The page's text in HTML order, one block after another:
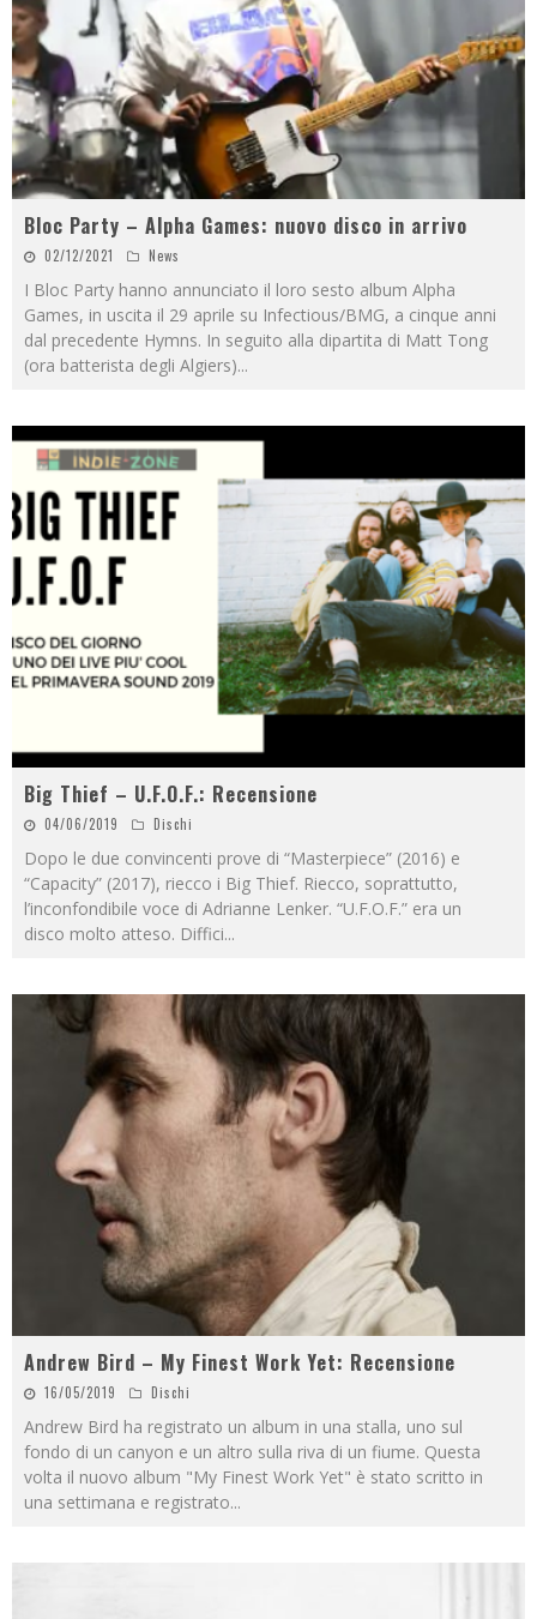
Bloc Party – Alpha Games: nuovo disco in arrivo
02/12/2021 News
I Bloc Party hanno annunciato il loro sesto album Alpha
Games, in uscita il 29 aprile su Infectious/BMG, a cinque anni
dal precedente Hymns. In seguito alla dipartita di Matt Tong
(ora batterista degli Algiers)...
Big Thief – U.F.O.F.: Recensione
04/06/2019 Dischi
Dopo le due convincenti prove di “Masterpiece” (2016) e
“Capacity” (2017), riecco i Big Thief. Riecco, soprattutto,
l’inconfondibile voce di Adrianne Lenker. “U.F.O.F.” era un
disco molto atteso. Diffici...
Andrew Bird – My Finest Work Yet: Recensione
16/05/2019 Dischi
Andrew Bird ha registrato un album in una stalla, uno sul
fondo di un canyon e un altro sulla riva di un fiume. Questa
volta il nuovo album "My Finest Work Yet" è stato scritto in
una settimana e registrato...